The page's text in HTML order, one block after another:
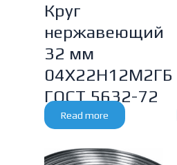
Круг
нержавеющий
32 мм
04Х22Н12М2ГБ
ГОСТ 5632-72
Read more